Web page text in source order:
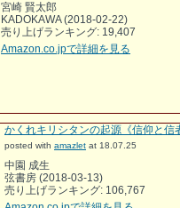
宮崎 賢太郎
KADOKAWA (2018-02-22)
売り上げランキング: 19,407
Amazon.co.jpで詳細を見る
かくれキリシタンの起源《信仰と信
posted with amazlet at 18.07.25
中園 成生
弦書房 (2018-03-13)
売り上げランキング: 106,767